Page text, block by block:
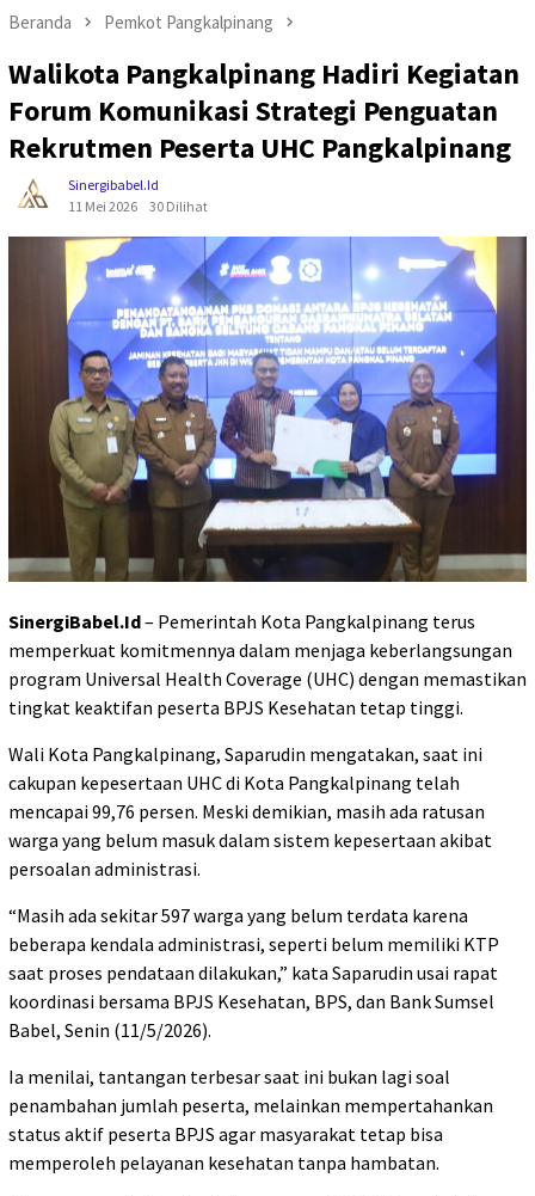
Beranda Pemkot Pangkalpinang
Walikota Pangkalpinang Hadiri Kegiatan
Forum Komunikasi Strategi Penguatan
Rekrutmen Peserta UHC Pangkalpinang
Sinergibabel.id
11 Mei 2026
30 Dilihat
SinergiBabel.Id– Pemerintah Kota Pangkalpinang terus
memperkuat komitmennya dalam menjaga keberlangsungan
program Universal Health Coverage (UHC) dengan memastikan
tingkat keaktifan peserta BPJS Kesehatan tetap tinggi.
Wali Kota Pangkalpinang, Saparudin mengatakan, saat ini
cakupan kepesertaan UHC di Kota Pangkalpinang telah
mencapai 99,76 persen. Meski demikian, masih ada ratusan
warga yang belum masuk dalam sistem kepesertaan akibat
persoalan administrasi.
“Masih ada sekitar 597 warga yang belum terdata karena
beberapa kendala administrasi, seperti belum memiliki KTP
saat proses pendataan dilakukan,” kata Saparudin usai rapat
koordinasi bersama BPJS Kesehatan, BPS, dan Bank Sumsel
Babel, Senin (11/5/2026).
Ia menilai, tantangan terbesar saat ini bukan lagi soal
penambahan jumlah peserta, melainkan mempertahankan
status aktif peserta BPJS agar masyarakat tetap bisa
memperoleh pelayanan kesehatan tanpa hambatan.